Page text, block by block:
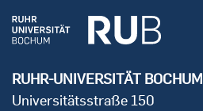
RUHR-UNIVERSITÄT BOCHUM
Universitätsstraße 150